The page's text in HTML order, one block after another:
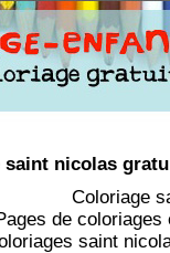
saint nicolas
Coloriage
de
saint